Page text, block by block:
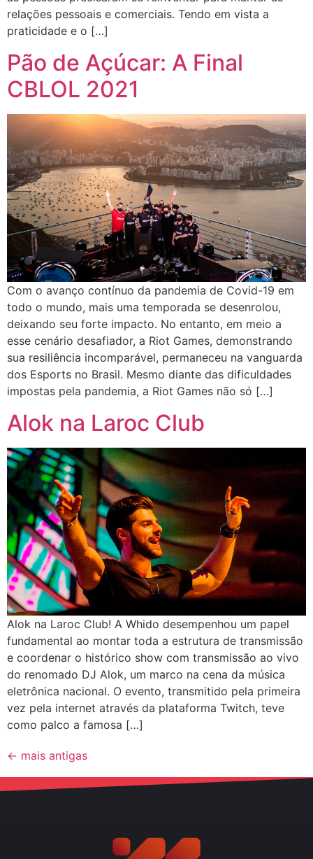
relações pessoais e comerciais. Tendo em vista a
praticidade e o […]
Pão de Açúcar: A Final
CBLOL 2021
Com o avanço contínuo da pandemia de Covid-19 em
todo o mundo, mais uma temporada se desenrolou,
deixando seu forte impacto. No entanto, em meio a
esse cenário desafiador, a Riot Games, demonstrando
sua resiliência incomparável, permaneceu na vanguarda
dos Esports no Brasil. Mesmo diante das dificuldades
impostas pela pandemia, a Riot Games não só […]
Alok na Laroc Club
Alok na Laroc Club! A Whido desempenhou um papel
fundamental ao montar toda a estrutura de transmissão
e coordenar o histórico show com transmissão ao vivo
do renomado DJ Alok, um marco na cena da música
eletrônica nacional. O evento, transmitido pela primeira
vez pela internet através da plataforma Twitch, teve
como palco a famosa […]
← mais antigas